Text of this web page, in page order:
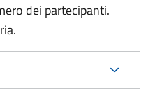
dei partecipanti.